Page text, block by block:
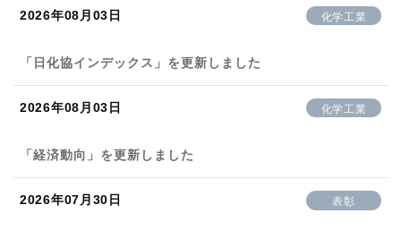
2026年08月03日 化学工業
「日化協インデックス」を更新しました
2026年08月03日 化学工業
「経済動向」を更新しました
2026年07月30日 表彰